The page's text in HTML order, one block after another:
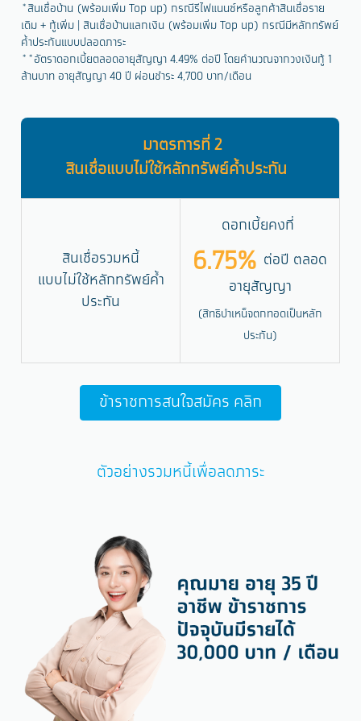
*สินเชื่อบ้าน (พร้อมเพิ่ม Top up) กรณีรีไฟแนนซ์หรือลูกค้าสินเชื่อราย
เดิม + กู้เพิ่ม | สินเชื่อบ้านแลกเงิน (พร้อมเพิ่ม Top up) กรณีมีหลักทรัพย์
ค้ำประกันแบบปลอดภาระ
**อัตราดอกเบี้ยตลอดอายุสัญญา 4.49% ต่อปี โดยคำนวณจากวงเงินกู้ 1
ล้านบาท อายุสัญญา 40 ปี ผ่อนชำระ 4,700 บาท/เดือน
มาตรการที่ 2
สินเชื่อแบบไม่ใช้หลักทรัพย์ค้ำประกัน
สินเชื่อรวมหนี้
แบบไม่ใช้หลักทรัพย์ค้ำ
ประกัน
ดอกเบี้ยคงที่
6.75% ต่อปี ตลอด
อายุสัญญา
(สิทธิบำเหน็จตกทอดเป็นหลัก
ประกัน)
ข้าราชการสนใจสมัคร คลิก
ตัวอย่างรวมหนี้เพื่อลดภาระ